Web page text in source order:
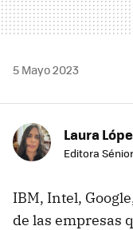
5 Mayo 2023
Laura
Editora
IBM, Intel,
de las empresas